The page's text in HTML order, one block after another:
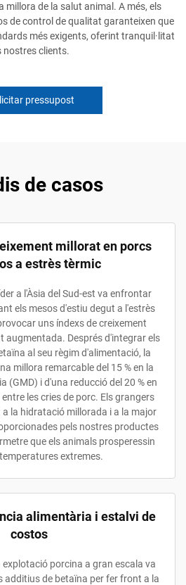
millora de la salut animal. A més, els
de control de qualitat garanteixen que
més exigents, oferint tranquil·litat
nostres clients.
pressupost
de casos
millorat en porcs
a estrès tèrmic
a l'Àsia del Sud-est va enfrontar
els mesos d'estiu degut a l'estrès
uns índexs de creixement
augmentada. Després d'integrar els
al seu règim d'alimentació, la
millora remarcable del 15 % en la
(GMD) i d'una reducció del 20 % en
les cries de porc. Els grangers
la hidratació millorada i a la major
pels nostres productes
que els animals prosperessin
extremes.
alimentària i estalvi de
costos
explotació porcina a gran escala va
additius de betaïna per fer front a la